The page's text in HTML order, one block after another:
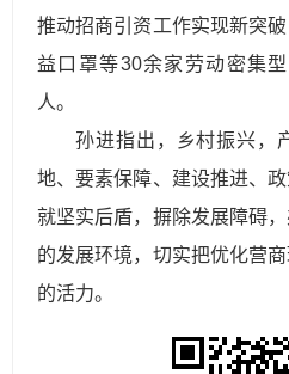
推动招商引资工作实现新突
益口罩等30余家劳动密集
人。
孙进指出，乡村振兴，
地、要素保障、建设推进、
就坚实后盾，摒除发展障碍
的发展环境，切实把优化营
的活力。